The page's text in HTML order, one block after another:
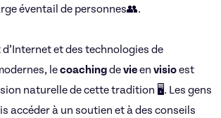
éventail de personnes👥.
d’Internet et des technologies de
lecoachingdevieen visioest
naturelle de cette tradition 🖥️. Les gens
accéder à un soutien et à des conseils